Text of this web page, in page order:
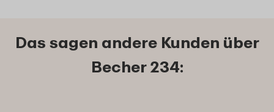
Das sagen andere Kunden über
Becher 234: